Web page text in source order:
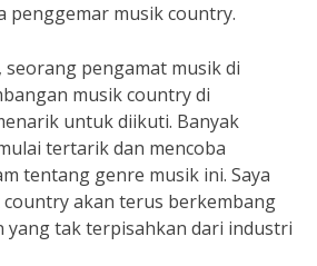
penggemar musik country.
pengamat musik di
musik country di
untuk diikuti. Banyak
tertarik dan mencoba
tentang genre musik ini. Saya
akan terus berkembang
yang tak terpisahkan dari industri